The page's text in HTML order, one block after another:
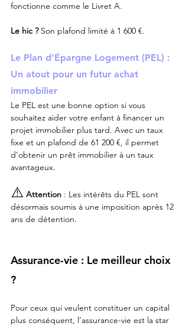
fonctionne comme le Livret A.
Le hic ? Son plafond limité à 1 600 €.
Le Plan d’Épargne Logement (PEL) :
Un atout pour un futur achat
immobilier
Le PEL est une bonne option si vous
souhaitez aider votre enfant à financer un
projet immobilier plus tard. Avec un taux
fixe et un plafond de 61 200 €, il permet
d’obtenir un prêt immobilier à un taux
avantageux.
⚠️ Attention : Les intérêts du PEL sont
désormais soumis à une imposition après 12
ans de détention.
Assurance-vie : Le meilleur choix
?
Pour ceux qui veulent constituer un capital
plus conséquent, l’assurance-vie est la star